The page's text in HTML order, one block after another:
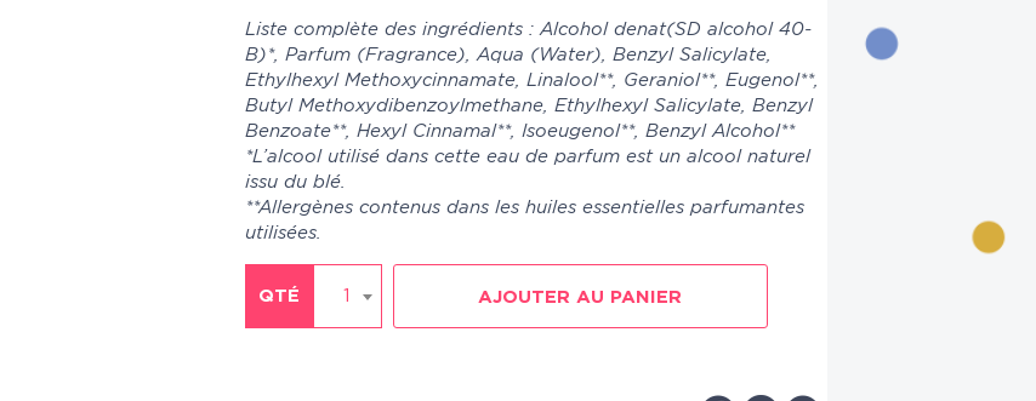
Liste complète des ingrédients : Alcohol denat(SD alcohol 40-
B)*, Parfum (Fragrance), Aqua (Water), Benzyl Salicylate,
Ethylhexyl Methoxycinnamate, Linalool**, Geraniol**, Eugenol**,
Butyl Methoxydibenzoylmethane, Ethylhexyl Salicylate, Benzyl
Benzoate**, Hexyl Cinnamal**, Isoeugenol**, Benzyl Alcohol**
*L’alcool utilisé dans cette eau de parfum est un alcool naturel
issu du blé.
**Allergènes contenus dans les huiles essentielles parfumantes
utilisées.
QTÉ 1 AJOUTER AU PANIER